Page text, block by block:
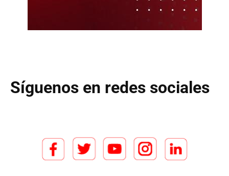
Síguenos en redes sociales